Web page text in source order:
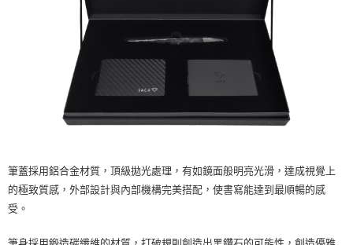
筆蓋採用鋁合金材質，頂級拋光處理，有如鏡面般明亮光滑，達成視覺上
的極致質感，外部設計與內部機構完美搭配，使書寫能達到最順暢的感
受。